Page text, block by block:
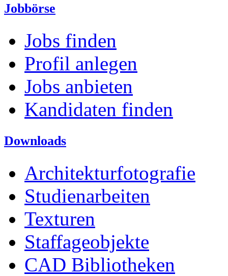
Jobbörse
Jobs finden
Profil anlegen
Jobs anbieten
Kandidaten finden
Downloads
Architekturfotografie
Studienarbeiten
Texturen
Staffageobjekte
CAD Bibliotheken